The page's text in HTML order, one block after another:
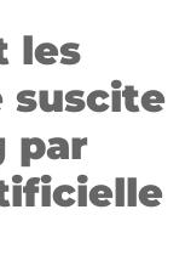
les
suscite
par